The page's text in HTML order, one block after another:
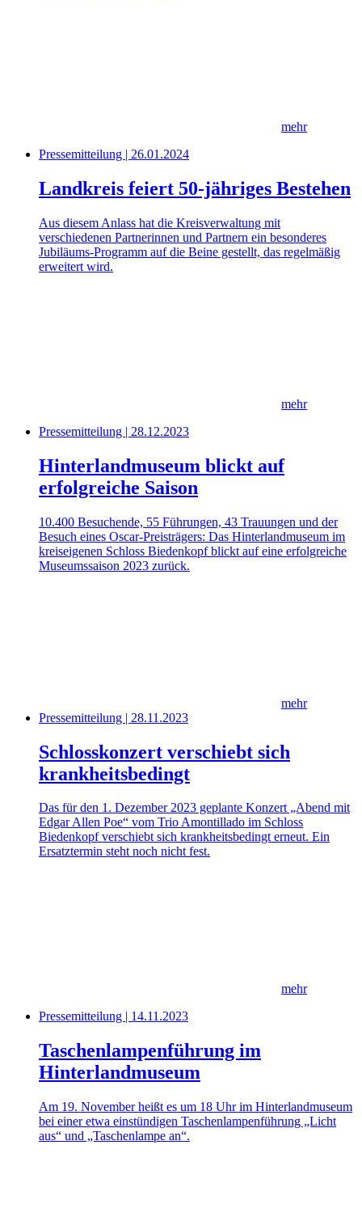
mehr
Pressemitteilung | 26.01.2024
Landkreis feiert 50-jähriges Bestehen
Aus diesem Anlass hat die Kreisverwaltung mit
verschiedenen Partnerinnen und Partnern ein besonderes
Jubiläums-Programm auf die Beine gestellt, das regelmäßig
erweitert wird.
mehr
Pressemitteilung | 28.12.2023
Hinterlandmuseum blickt auf
erfolgreiche Saison
10.400 Besuchende, 55 Führungen, 43 Trauungen und der
Besuch eines Oscar-Preisträgers: Das Hinterlandmuseum im
kreiseigenen Schloss Biedenkopf blickt auf eine erfolgreiche
Museumssaison 2023 zurück.
mehr
Pressemitteilung | 28.11.2023
Schlosskonzert verschiebt sich
krankheitsbedingt
Das für den 1. Dezember 2023 geplante Konzert „Abend mit
Edgar Allen Poe“ vom Trio Amontillado im Schloss
Biedenkopf verschiebt sich krankheitsbedingt erneut. Ein
Ersatztermin steht noch nicht fest.
mehr
Pressemitteilung | 14.11.2023
Taschenlampenführung im
Hinterlandmuseum
Am 19. November heißt es um 18 Uhr im Hinterlandmuseum
bei einer etwa einstündigen Taschenlampenführung „Licht
aus“ und „Taschenlampe an“.